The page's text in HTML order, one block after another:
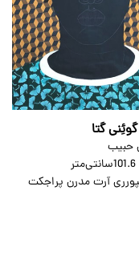
حبیب
سانتی‌متر
آرت مدرن پراجکت